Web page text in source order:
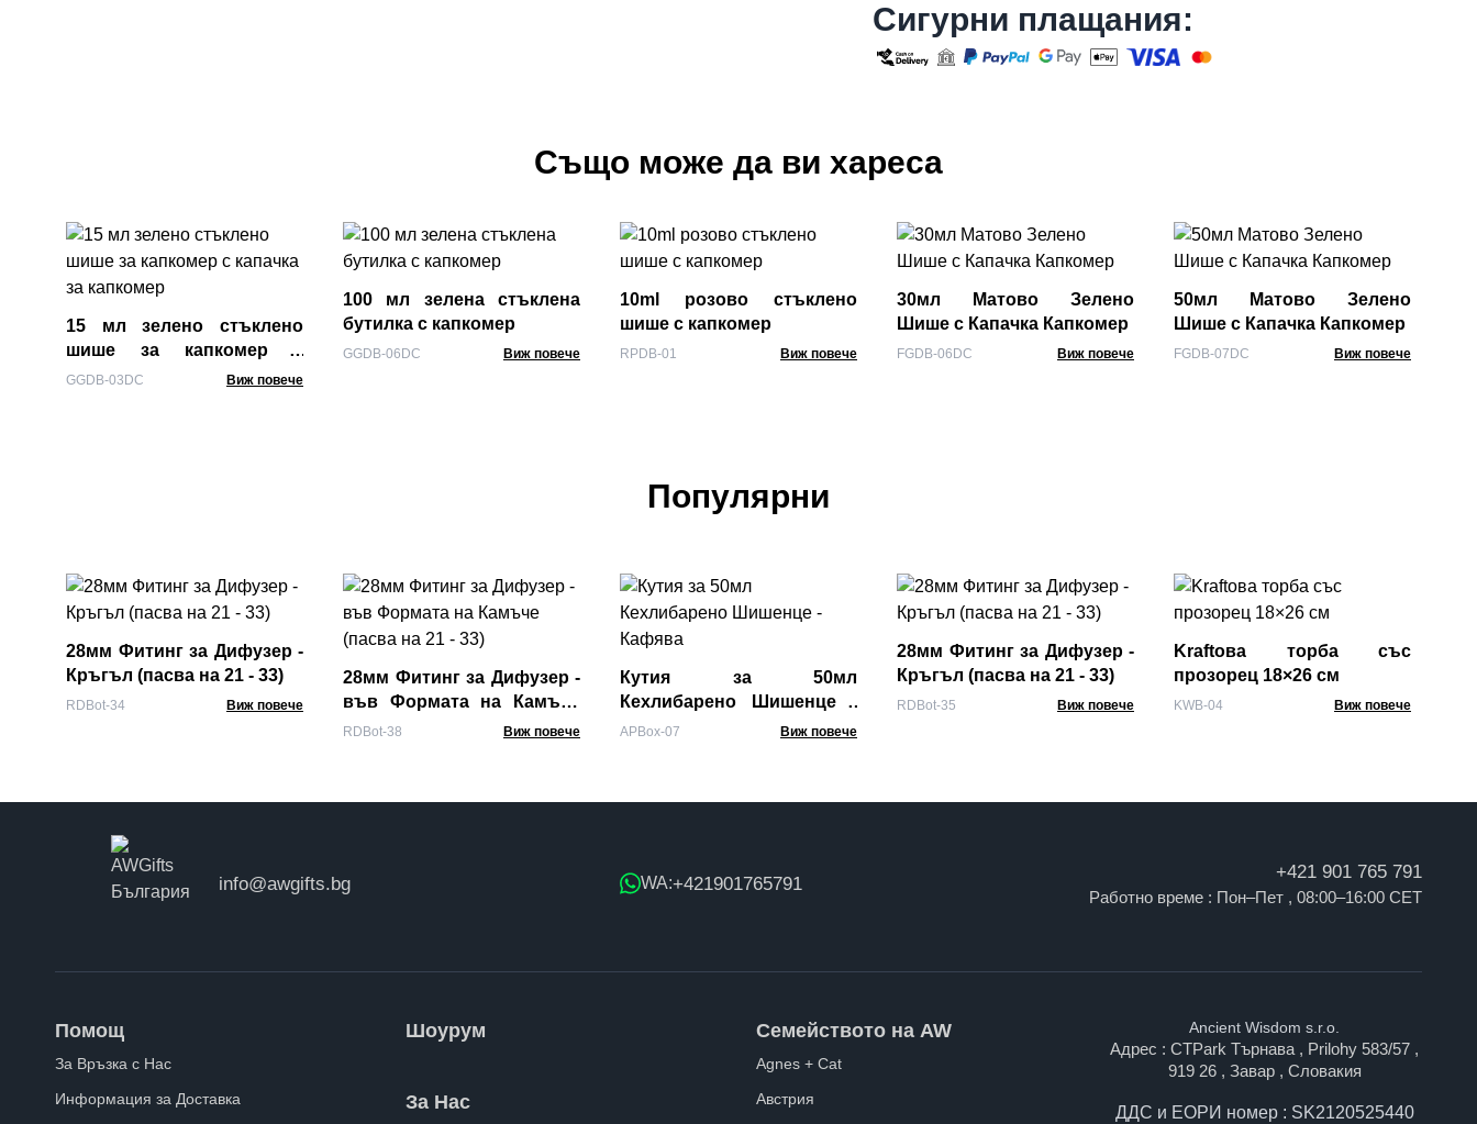
Сигурни плащания:
Също може да ви хареса
15 мл зелено стъклено
шише за капкомер с
капачка за капкомер
GGDB-03DC Виж повече
100 мл зелена стъклена
бутилка с капкомер
GGDB-06DC Виж повече
10ml розово стъклено
шише с капкомер
RPDB-01 Виж повече
30мл Матово Зелено
Шише с Капачка Капкомер
FGDB-06DC Виж повече
50мл Матово Зелено
Шише с Капачка Капкомер
FGDB-07DC Виж повече
Популярни
28мм Фитинг за Дифузер -
Кръгъл (пасва на 21 - 33)
RDBot-34 Виж повече
28мм Фитинг за Дифузер -
във Формата на Камъче
(пасва на 21 - 33)
RDBot-38 Виж повече
Кутия за 50мл
Кехлибарено Шишенце -
Кафява
APBox-07 Виж повече
28мм Фитинг за Дифузер -
Кръгъл (пасва на 21 - 33)
RDBot-35 Виж повече
Kraftова торба със
прозорец 18×26 см
KWB-04 Виж повече
info@awgifts.bg WA:+421901765791
+421 901 765 791
Работно време : Пон–Пет , 08:00–16:00 CET
Помощ
За Връзка с Нас
Информация за Доставка
Шоурум
За Нас
Семейството на AW
Agnes + Cat
Австрия
Ancient Wisdom s.r.o.
Адрес : CTPark Търнава , Prilohy 583/57 ,
919 26 , Завар , Словакия
ДДС и ЕОРИ номер : SK2120525440